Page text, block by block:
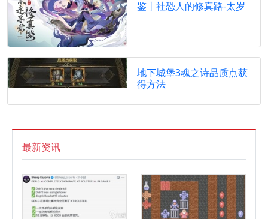
鉴丨社恐人的修真路-太岁
地下城堡3魂之诗品质点获
得方法
最新资讯